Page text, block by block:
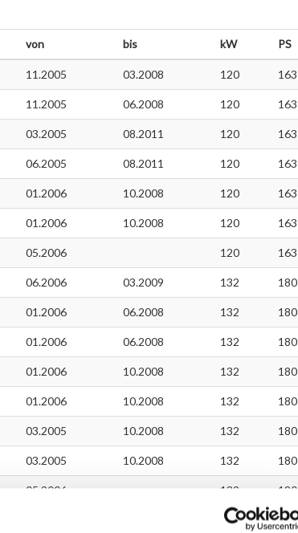
von bis kW PS
11.2005 03.2008 120 163
11.2005 06.2008 120 163
03.2005 08.2011 120 163
06.2005 08.2011 120 163
01.2006 10.2008 120 163
01.2006 10.2008 120 163
05.2006 120 163
06.2006 03.2009 132 180
01.2006 06.2008 132 180
01.2006 06.2008 132 180
01.2006 10.2008 132 180
01.2006 10.2008 132 180
03.2005 10.2008 132 180
03.2005 10.2008 132 180
05.2006 132 180
150 204